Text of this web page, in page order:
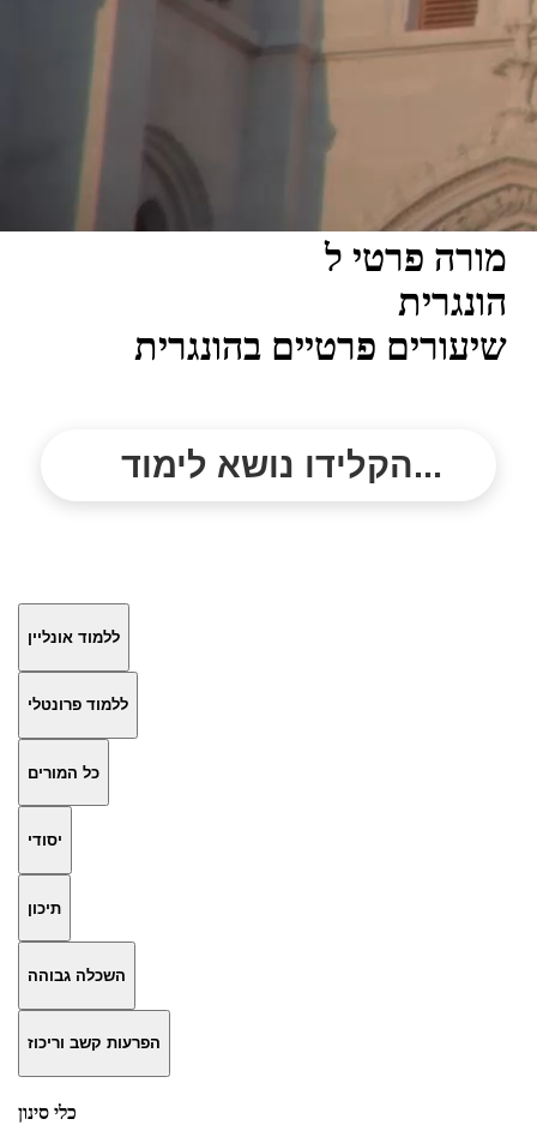
מורה פרטי ל
הונגרית
שיעורים פרטיים בהונגרית
הקלידו נושא לימוד...
ללמוד אונליין
ללמוד פרונטלי
כל המורים
יסודי
תיכון
השכלה גבוהה
הפרעות קשב וריכוז
כלי סינון